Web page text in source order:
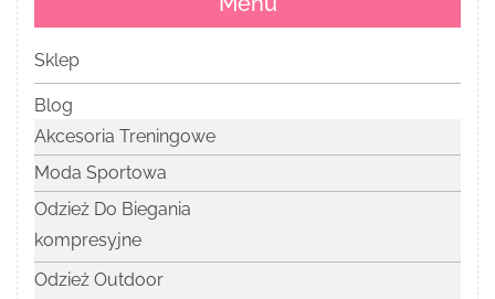
Sklep
Blog
Akcesoria Treningowe
Moda Sportowa
Odzież Do Biegania
kompresyjne
Odzież Outdoor